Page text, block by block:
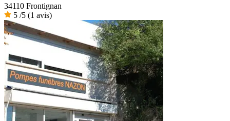
34110 Frontignan
5 /5 (1 avis)